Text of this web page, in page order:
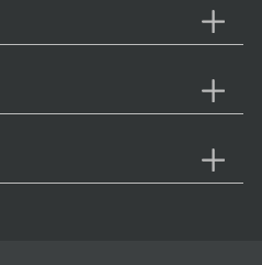
2024年 11月 23日 放送